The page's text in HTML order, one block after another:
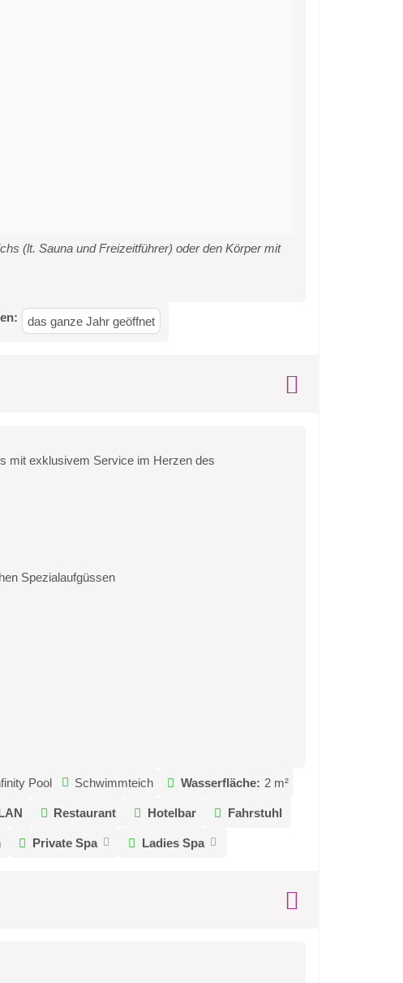
(lt. Sauna und Freizeitführer) oder den Körper mit
das ganze Jahr geöffnet
mit exklusivem Service im Herzen des
Spezialaufgüssen
Pool Schwimmteich Wasserfläche: 2 m²
Restaurant Hotelbar Fahrstuhl
Private Spa Ladies Spa